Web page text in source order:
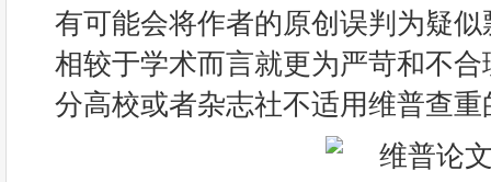
有可能会将作者的原创误判为疑
相较于学术而言就更为严苛和不
分高校或者杂志社不适用维普查